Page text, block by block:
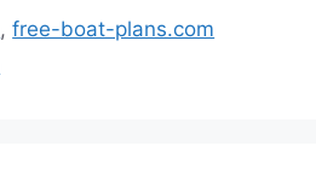
,free-boat-plans.com